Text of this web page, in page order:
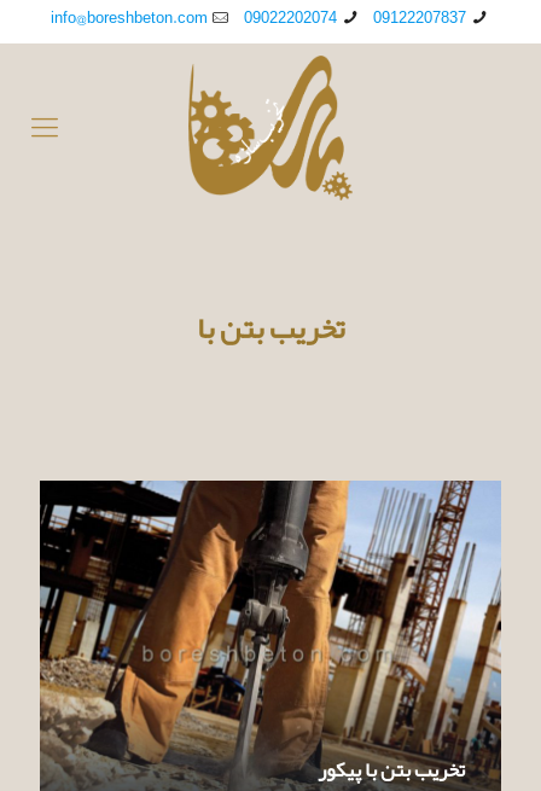
09122207837
09022202074
info@boreshbeton.com
تخریب بتن با
تخریب بتن با پیکور